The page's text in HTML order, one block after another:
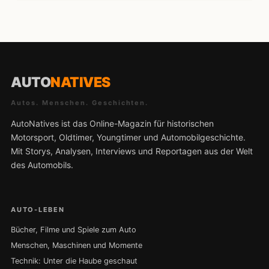
AUTONATIVES
Autos. Menschen. Geschichten.
AutoNatives ist das Online-Magazin für historischen
Motorsport, Oldtimer, Youngtimer und Automobilgeschichte.
Mit Storys, Analysen, Interviews und Reportagen aus der Welt
des Automobils.
AUTO-LEBEN
Bücher, Filme und Spiele zum Auto
Menschen, Maschinen und Momente
Technik: Unter die Haube geschaut